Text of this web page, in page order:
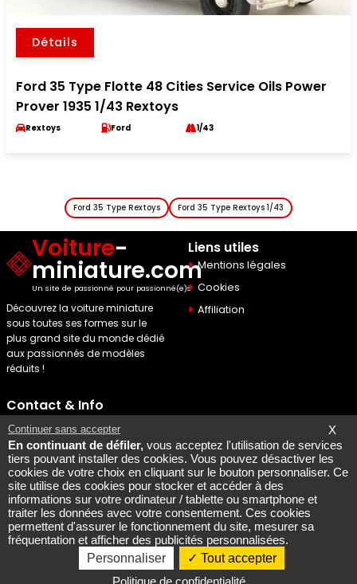
Détails
Ford 35 Type Flotte 48 Cities Service Oils Power
Prover 1935 1/43 Rextoys
Rextoys Ford 1/43
Ford 35 Type Rextoys Ford 35 Type Rextoys 1/43
Voiture-
miniature.com
Un site de passionné pour passionné(e)s
Découvrez la voiture miniature
sous toutes ses formes sur le
plus grand site du monde dédié
aux passionnés de modèles
réduits !
Liens utiles
Mentions légales
Cookies
Affiliation
Contact & Info
Maquette Mobylette
SEO parLaurent Bousquet
Page consultee le 2026 08
09
Mais pourquoi le KI87 2026
08 09
Copyright @ 2007-2026 - All rights reserved
X
Continuer sans accepter
En continuant de défiler, vous acceptez l'utilisation de services
tiers pouvant installer des cookies. Vous pouvez désactiver les
cookies de votre choix en cliquant sur le bouton personnaliser. Ce
site utilise des cookies pour stocker et accéder à des
informations sur votre ordinateur / tablette ou smartphone et
traiter les données avec votre consentement. Ces cookies
permettent d'assurer le fonctionnement du site, mesurer sa
fréquentation et afficher des publicités personnalisées.
Tout accepter
Personnaliser
Politique de confidentialité